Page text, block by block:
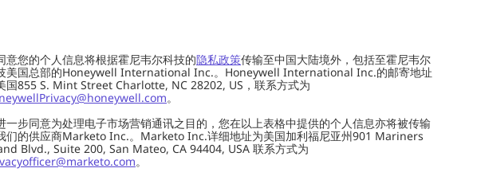
意您的个人信息将根据霍尼韦尔科技的隐私政策传输至中国大陆境外，包括至霍尼韦尔
美国总部的Honeywell International Inc.。Honeywell International Inc.的邮寄地址
国855 S. Mint Street Charlotte, NC 28202, US，联系方式为
。
一步同意为处理电子市场营销通讯之目的，您在以上表格中提供的个人信息亦将被传输
们的供应商Marketo Inc.。Marketo Inc.详细地址为美国加利福尼亚州901 Mariners
Blvd., Suite 200, San Mateo, CA 94404, USA 联系方式为
。